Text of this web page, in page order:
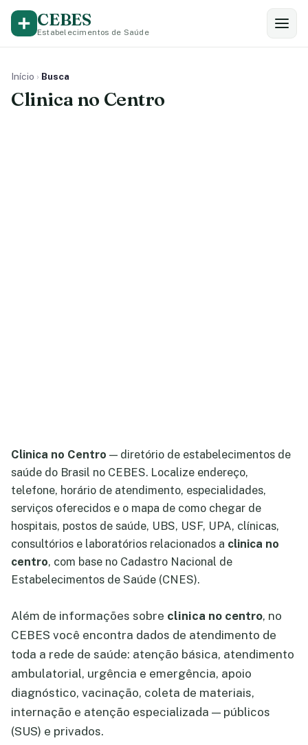
CEBES
Estabelecimentos de Saúde
Início › Busca
Clinica no Centro
Clinica no Centro — diretório de estabelecimentos de
saúde do Brasil no CEBES. Localize endereço,
telefone, horário de atendimento, especialidades,
serviços oferecidos e o mapa de como chegar de
hospitais, postos de saúde, UBS, USF, UPA, clínicas,
consultórios e laboratórios relacionados a clinica no
centro, com base no Cadastro Nacional de
Estabelecimentos de Saúde (CNES).
Além de informações sobre clinica no centro, no
CEBES você encontra dados de atendimento de
toda a rede de saúde: atenção básica, atendimento
ambulatorial, urgência e emergência, apoio
diagnóstico, vacinação, coleta de materiais,
internação e atenção especializada — públicos
(SUS) e privados.